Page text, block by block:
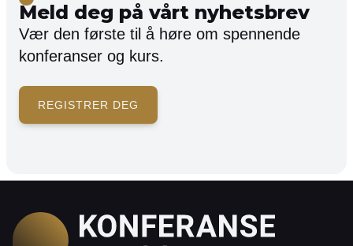
Meld deg på vårt nyhetsbrev
Vær den første til å høre om spennende
konferanser og kurs.
REGISTRER DEG